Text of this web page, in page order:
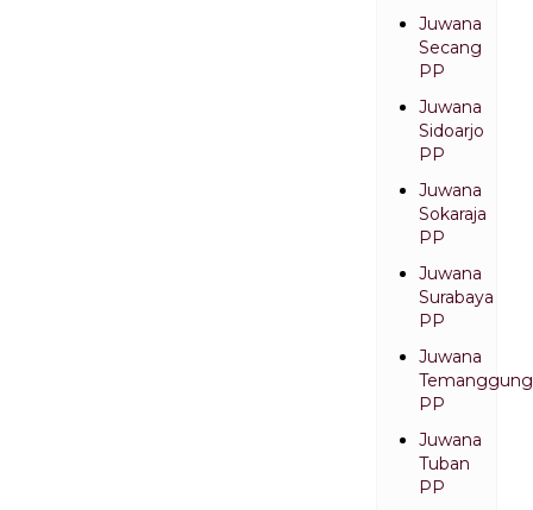
Juwana
Secang
PP
Juwana
Sidoarjo
PP
Juwana
Sokaraja
PP
Juwana
Surabaya
PP
Juwana
Temanggung
PP
Juwana
Tuban
PP